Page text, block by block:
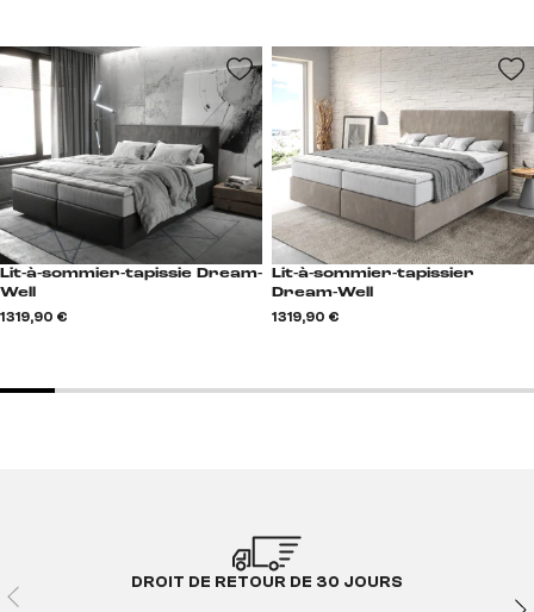
Lit-à-sommier-tapissie Dream-
Well
1 319,90 €
Lit-à-sommier-tapissier
Dream-Well
1 319,90 €
DROIT DE RETOUR DE 30 JOURS